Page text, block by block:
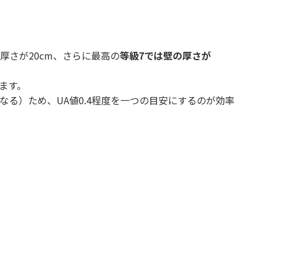
さが20cm、さらに最高の等級7では壁の厚さが
。
る）ため、UA値0.4程度を一つの目安にするのが効率